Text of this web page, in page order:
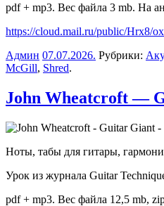
pdf + mp3. Вес файла 3 mb. На
https://cloud.mail.ru/public/Hrx8/
Админ 07.07.2026. Рубрики:
McGill, Shred.
John Wheatcroft —
Ноты, табы для гитары,
Урок из журнала Guitar
pdf + mp3. Вес файла 12,5 mb,